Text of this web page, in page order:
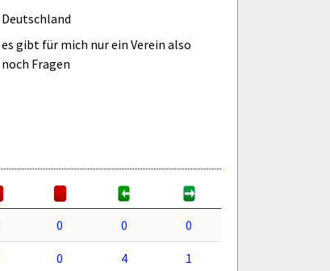
Deutschland
es gibt für mich nur ein Verein also
noch Fragen
0 0 0
0 4
1